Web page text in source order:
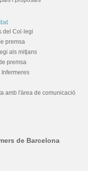
del Col·legi
premsa
als mitjans
premsa
Infermeres
amb l'àrea de comunicació
de Barcelona